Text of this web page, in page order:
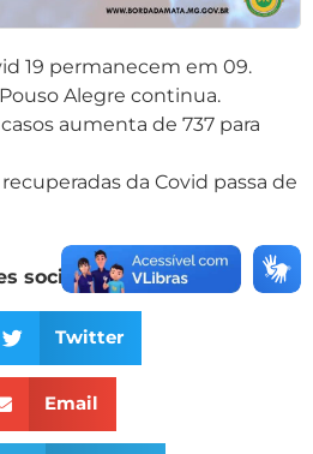
19 permanecem em 09.
Alegre continua.
aumenta de 737 para
da Covid passa de
sociais
Twitter
Email